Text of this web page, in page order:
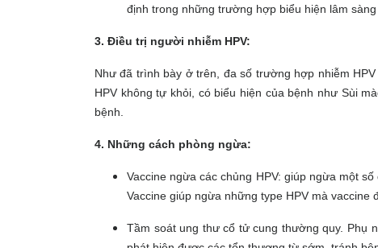
định trong những trường hợp biểu hiện lâm
3. Điều trị người nhiễm HPV:
Như đã trình bày ở trên, đa số trường hợp nhiễm
HPV không tự khỏi, có biểu hiện của bệnh như Sùi
bệnh.
4. Những cách phòng ngừa:
Vaccine ngừa các chủng HPV: giúp ngừa một
Vaccine giúp ngừa những type HPV mà vaccine
Tầm soát ung thư cổ tử cung thường quy. Phụ